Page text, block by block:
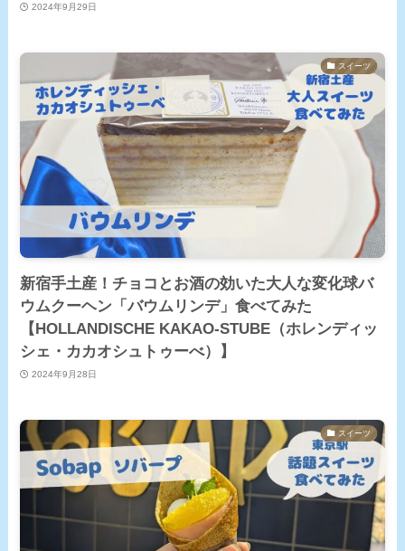
2024年9月29日
スイーツ
新宿手土産！チョコとお酒の効いた大人な変化球バ
ウムクーヘン「バウムリンデ」食べてみた
【HOLLANDISCHE KAKAO-STUBE（ホレンディッ
シェ・カカオシュトゥーべ）】
2024年9月28日
スイーツ